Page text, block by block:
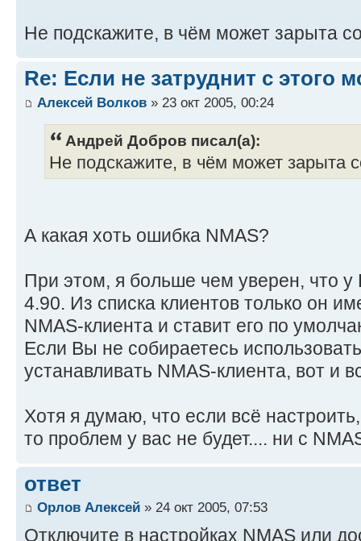
Не подскажите, в чём может зарыта
Re: Если не затруднит с этого
Алексей Волков » 23 окт 2005, 00:24
Андрей Добров писал(а):
Не подскажите, в чём может зарыта
А какая хоть ошибка NMAS?
При этом, я больше чем уверен, что
4.90. Из списка клиентов только он
NMAS-клиента и ставит его по
Если Вы не собираетесь
устанавливать NMAS-клиента, вот и
Хотя я думаю, что если всё
то проблем у вас не будет.... ни с
ответ
Орлов Алексей » 24 окт 2005, 07:53
Отключите в настройках NMAS или